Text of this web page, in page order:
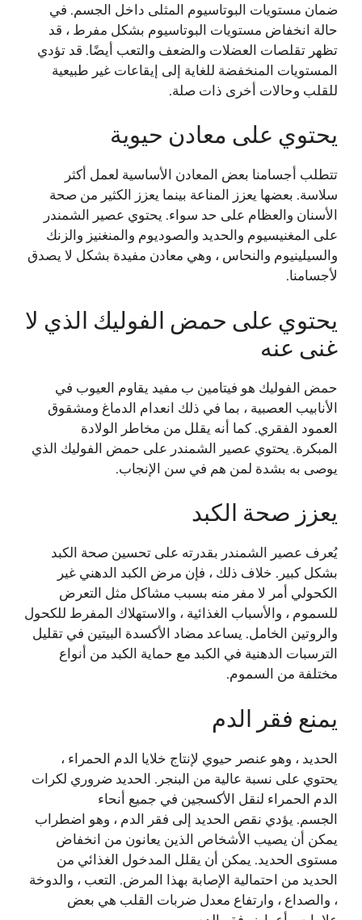
ضمان مستويات البوتاسيوم المثلى داخل الجسم. في
حالة انخفاض مستويات البوتاسيوم بشكل مفرط ، قد
تظهر تقلصات العضلات والضعف والتعب أيضًا. قد تؤدي
المستويات المنخفضة للغاية إلى إيقاعات غير طبيعية
للقلب وحالات أخرى ذات صلة.
يحتوي على معادن حيوية
تتطلب أجسامنا بعض المعادن الأساسية لعمل أكثر
سلاسة. بعضها يعزز المناعة بينما يعزز الكثير من صحة
الأسنان والعظام على حد سواء. يحتوي عصير الشمندر
على المغنيسيوم والحديد والصوديوم والمنغنيز والزنك
والسيلينيوم والنحاس ، وهي معادن مفيدة بشكل لا يصدق
لأجسامنا.
يحتوي على حمض الفوليك الذي لا
غنى عنه
حمض الفوليك هو فيتامين ب مفيد يقاوم العيوب في
الأنابيب العصبية ، بما في ذلك انعدام الدماغ ومشقوق
العمود الفقري. كما أنه يقلل من مخاطر الولادة
المبكرة. يحتوي عصير الشمندر على حمض الفوليك الذي
يوصى به بشدة لمن هم في سن الإنجاب.
يعزز صحة الكبد
يُعرف عصير الشمندر بقدرته على تحسين صحة الكبد
بشكل كبير. خلاف ذلك ، فإن مرض الكبد الدهني غير
الكحولي أمر لا مفر منه بسبب مشاكل مثل التعرض
للسموم ، والأسباب الغذائية ، والاستهلاك المفرط للكحول
والروتين الخامل. يساعد مضاد الأكسدة البيتين في تقليل
الترسبات الدهنية في الكبد مع حماية الكبد من أنواع
مختلفة من السموم.
يمنع فقر الدم
الحديد ، وهو عنصر حيوي لإنتاج خلايا الدم الحمراء ،
يحتوي على نسبة عالية من البنجر. الحديد ضروري لكرات
الدم الحمراء لنقل الأكسجين في جميع أنحاء
الجسم. يؤدي نقص الحديد إلى فقر الدم ، وهو اضطراب
يمكن أن يصيب الأشخاص الذين يعانون من انخفاض
مستوى الحديد. يمكن أن يقلل المدخول الغذائي من
الحديد من احتمالية الإصابة بهذا المرض. التعب ، والدوخة
، والصداع ، وارتفاع معدل ضربات القلب هي بعض